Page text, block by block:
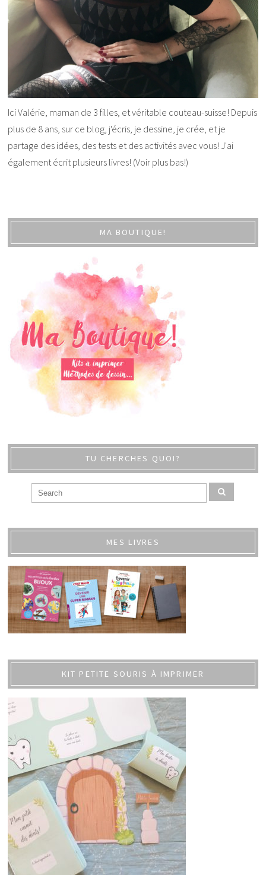
Ici Valérie, maman de 3 filles, et véritable couteau-suisse! Depuis
plus de 8 ans, sur ce blog, j'écris, je dessine, je crée, et je
partage des idées, des tests et des activités avec vous! J'ai
également écrit plusieurs livres! (Voir plus bas!)
MA BOUTIQUE!
TU CHERCHES QUOI?
MES LIVRES
KIT PETITE SOURIS À IMPRIMER